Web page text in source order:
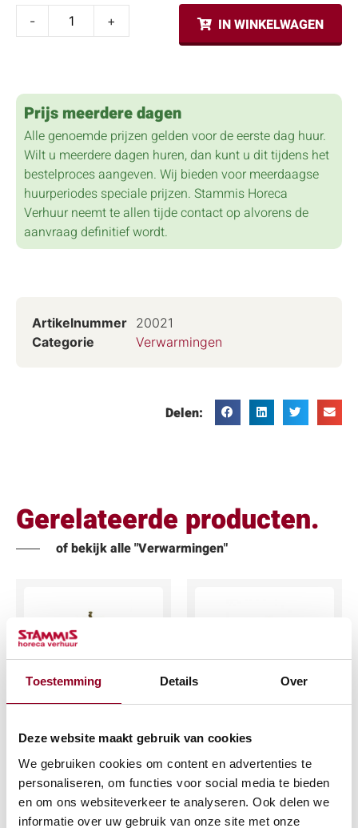
Toestemming Details Over
Deze website maakt gebruik van cookies
We gebruiken cookies om content en advertenties te
personaliseren, om functies voor social media te bieden
en om ons websiteverkeer te analyseren. Ook delen we
informatie over uw gebruik van onze site met onze
- + IN WINKELWAGEN
Prijs meerdere dagen
Alle genoemde prijzen gelden voor de eerste dag huur.
Wilt u meerdere dagen huren, dan kunt u dit tijdens het
bestelproces aangeven. Wij bieden voor meerdaagse
huurperiodes speciale prijzen. Stammis Horeca
Verhuur neemt te allen tijde contact op alvorens de
aanvraag definitief wordt.
Artikelnummer 20021
Categorie
Verwarmingen
Delen:
Gerelateerde producten.
of bekijk alle "Verwarmingen"
Propaan per kg.
€4,69
(excl. btw)
IN WINKELWAGEN
Brandstoftank
300ltr.
€75,87
(excl. btw)